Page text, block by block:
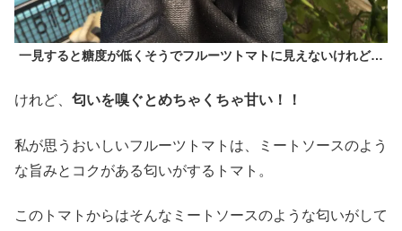
一見すると糖度が低くそうでフルーツトマトに見えないけれど…
けれど、 匂いを嗅ぐとめちゃくちゃ甘い！！
私が思うおいしいフルーツトマトは、ミートソースのよう
な旨みとコクがある匂いがするトマト。
このトマトからはそんなミートソースのような匂いがして